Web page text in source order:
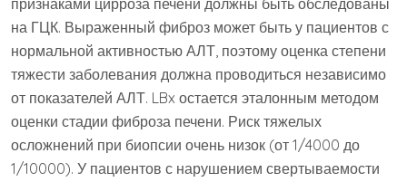
признаками цирроза печени должны быть обследованы
на ГЦК. Выраженный фиброз может быть у пациентов с
нормальной активностью АЛТ, поэтому оценка степени
тяжести заболевания должна проводиться независимо
от показателей АЛТ. LBx остается эталонным методом
оценки стадии фиброза печени. Риск тяжелых
осложнений при биопсии очень низок (от 1/4000 до
1/10000). У пациентов с нарушением свертываемости